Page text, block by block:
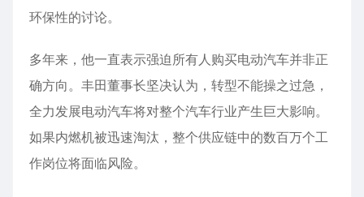
环保性的讨论。
多年来，他一直表示强迫所有人购买电动汽车并非正
确方向。丰田董事长坚决认为，转型不能操之过急，
全力发展电动汽车将对整个汽车行业产生巨大影响。
如果内燃机被迅速淘汰，整个供应链中的数百万个工
作岗位将面临风险。